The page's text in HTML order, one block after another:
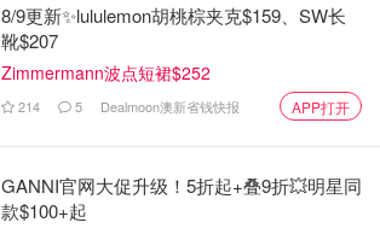
8/9更新✨lululemon胡桃棕夹克$159、SW长
靴$207
Zimmermann波点短裙$252
214 5 Dealmoon澳新省钱快报 APP打开
GANNI官网大促升级！5折起+叠9折💥明星同
款$100+起